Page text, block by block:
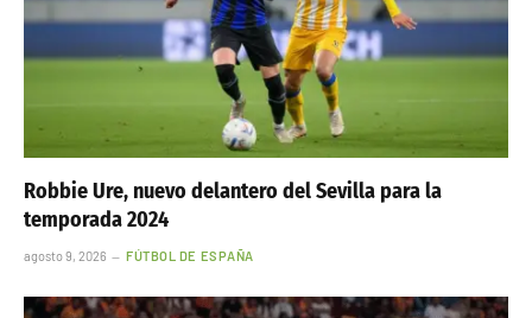
Robbie Ure, nuevo delantero del Sevilla para la
temporada 2024
agosto 9, 2026 FÚTBOL DE ESPAÑA